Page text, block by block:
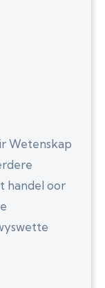
Wetenskap
handel oor